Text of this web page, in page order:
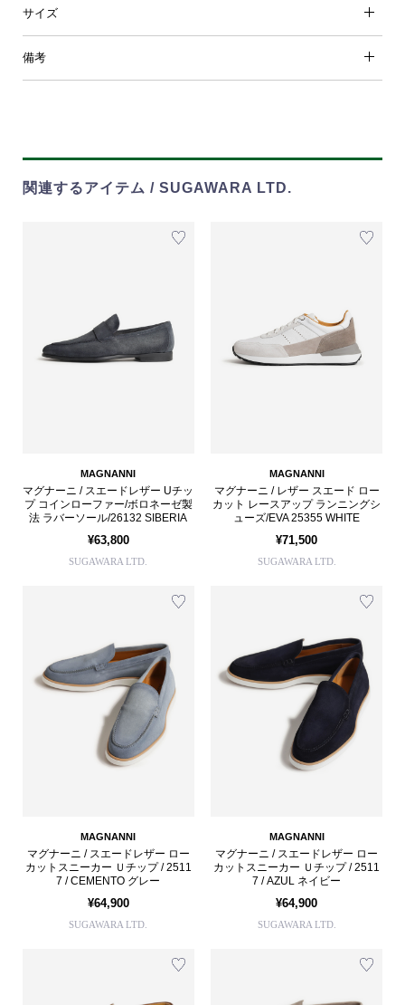
サイズ
備考
関連するアイテム / SUGAWARA LTD.
MAGNANNI
マグナーニ / スエードレザー Uチッ
プ コインローファー/ボロネーゼ製
法 ラバーソール/26132 SIBERIA
¥63,800
SUGAWARA LTD.
MAGNANNI
マグナーニ / レザー スエード ロー
カット レースアップ ランニングシ
ューズ/EVA 25355 WHITE
¥71,500
SUGAWARA LTD.
MAGNANNI
マグナーニ / スエードレザー ロー
カットスニーカー Ｕチップ / 2511
7 / CEMENTO グレー
¥64,900
SUGAWARA LTD.
MAGNANNI
マグナーニ / スエードレザー ロー
カットスニーカー Ｕチップ / 2511
7 / AZUL ネイビー
¥64,900
SUGAWARA LTD.